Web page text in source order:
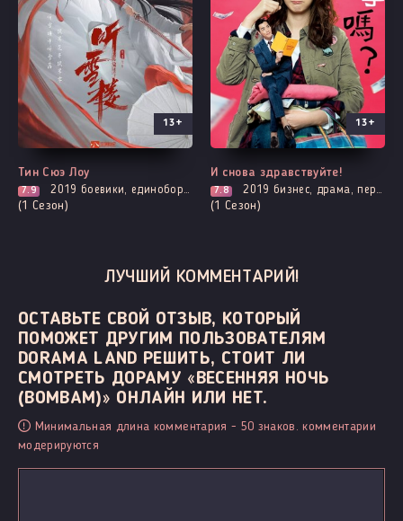
Все серии
13+
Тин Сюэ Лоу
7.9 2019 боевики, единоборства, история, мелодрама, адаптация новел, романтика, фэнтези, демоны
(1 Сезон)
Выходит - 10 Серия
13+
И снова здравствуйте!
7.8 2019 бизнес, драма, первая любовь, комедия, мелодрама, романтика
(1 Сезон)
ЛУЧШИЙ КОММЕНТАРИЙ!
ОСТАВЬТЕ СВОЙ ОТЗЫВ, КОТОРЫЙ
ПОМОЖЕТ ДРУГИМ ПОЛЬЗОВАТЕЛЯМ
DORAMA LAND РЕШИТЬ, СТОИТ ЛИ
СМОТРЕТЬ ДОРАМУ «ВЕСЕННЯЯ НОЧЬ
(BOMBAM)» ОНЛАЙН ИЛИ НЕТ.
Минимальная длина комментария - 50 знаков. комментарии
модерируются